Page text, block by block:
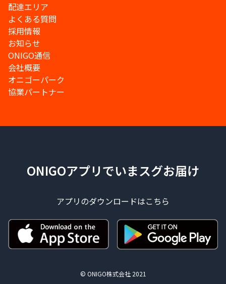
配達エリア
よくある質問
採用情報
お知らせ
ONIGO通信
会社概要
オニゴーパーク
協業パートナー
ONIGOアプリでいまスグお届け
アプリのダウンロードはこちら
© ONIGO株式会社 2021